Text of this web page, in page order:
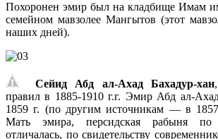
Похоронен эмир был на кладбище Имам
семейном мавзолее Мангытов (этот
наших дней).
Сейид Абд ал-Ахад Бахадур-хан
правил в 1885-1910 г.г. Эмир Абд ал-
1859 г. (по другим источникам — в
Мать эмира, персидская рабыня
отличалась, по свидетельству